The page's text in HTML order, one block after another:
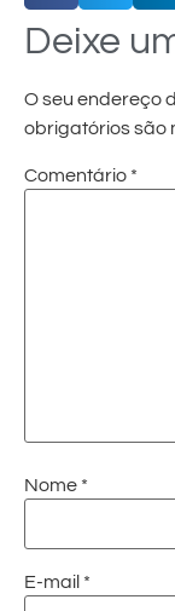
Deixe
O seu endereço
obrigatórios são
Comentário *
Nome *
E-mail *